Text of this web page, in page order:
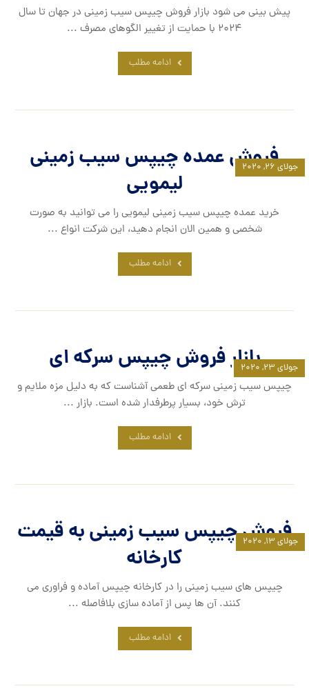
پیش بینی می شود بازار فروش چیپس سیب زمینی در جهان تا سال
2024 با حمایت از تغییر الگوهای مصرف ...
ادامه مطلب
فروش عمده چیپس سیب زمینی
لیمویی
جولای ۲۶, ۲۰۲۰
خرید عمده چیپس سیب زمینی لیمویی را می توانید به صورت
شخصی و همین الان انجام دهید، این شرکت انواع ...
ادامه مطلب
بازار فروش چیپس سرکه ای جولای ۲۳, ۲۰۲۰
چیپس سیب زمینی سرکه ای طعمی آشناست که به دلیل مزه ملایم و
ترش خود، بسیار پرطرفدار شده است. بازار ...
ادامه مطلب
فروش چیپس سیب زمینی به قیمت
کارخانه
جولای ۱۳, ۲۰۲۰
چیپس های سیب زمینی را در کارخانه چیپس آماده و فراوری می
کنند. آن ها پس از آماده سازی بلافاصله ...
ادامه مطلب